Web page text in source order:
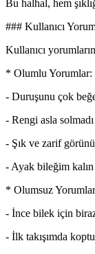
Bu halhal, hem
### Kullanıcı
Kullanıcı
* Olumlu Yorumlar:
- Duruşunu çok
- Rengi asla solmadı
- Şık ve zarif
- Ayak bileğim kalın
* Olumsuz
- İnce bilek için
- İlk takışımda koptu